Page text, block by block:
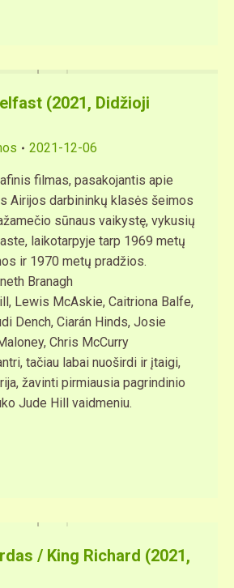
(2021, Didžioji
2021-12-06
filmas, pasakojantis apie
Airijos darbininkų klasės šeimos
sūnaus vaikystę, vykusių
laikotarpyje tarp 1969 metų
ir 1970 metų pradžios.
Branagh
Lewis McAskie, Caitriona Balfe,
Dench, Ciarán Hinds, Josie
Chris McCurry​
tačiau labai nuoširdi ir įtaigi,
žavinti pirmiausia pagrindinio
Jude Hill​ vaidmeniu.
/ King Richard (2021,